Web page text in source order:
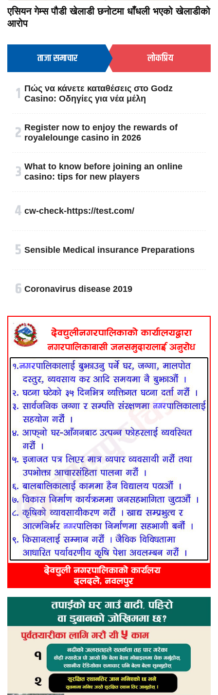
एसियन गेम्स पौडी खेलाडी छनोटमा धाँधली भएको खेलाडीको
आरोप
ताजा समाचार लोकप्रिय
१ Πώς να κάνετε καταθέσεις στο Godz
Casino: Οδηγίες για νέα μέλη
२ Register now to enjoy the rewards of
royalelounge casino in 2026
३ What to know before joining an online
casino: tips for new players
४ cw-check-https://test.com/
५ Sensible Medical insurance Preparations
६ Coronavirus disease 2019